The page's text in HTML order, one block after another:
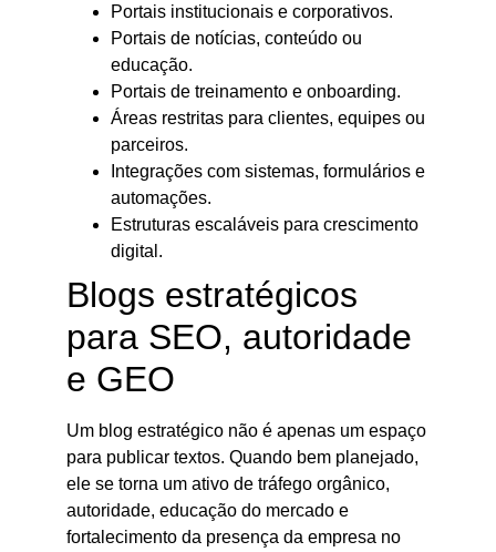
Portais institucionais e corporativos.
Portais de notícias, conteúdo ou
educação.
Portais de treinamento e onboarding.
Áreas restritas para clientes, equipes ou
parceiros.
Integrações com sistemas, formulários e
automações.
Estruturas escaláveis para crescimento
digital.
Blogs estratégicos
para SEO, autoridade
e GEO
Um blog estratégico não é apenas um espaço
para publicar textos. Quando bem planejado,
ele se torna um ativo de tráfego orgânico,
autoridade, educação do mercado e
fortalecimento da presença da empresa no